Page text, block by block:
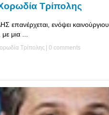
Τρίπολης
ενόψει
μια ...
Τρίπολης | 0 comments